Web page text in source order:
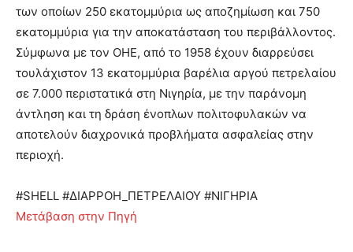
των οποίων 250 εκατομμύρια ως αποζημίωση και 750
εκατομμύρια για την αποκατάσταση του περιβάλλοντος.
Σύμφωνα με τον ΟΗΕ, από το 1958 έχουν διαρρεύσει
τουλάχιστον 13 εκατομμύρια βαρέλια αργού πετρελαίου
σε 7.000 περιστατικά στη Νιγηρία, με την παράνομη
άντληση και τη δράση ένοπλων πολιτοφυλακών να
αποτελούν διαχρονικά προβλήματα ασφαλείας στην
περιοχή.
#SHELL #ΔΙΑΡΡΟΗ_ΠΕΤΡΕΛΑΙΟΥ #ΝΙΓΗΡΙΑ
Μετάβαση στην Πηγή